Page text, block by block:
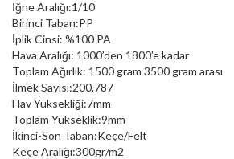
İğne Aralığı:1/10
Birinci Taban:PP
İplik Cinsi: %100 PA
Hava Aralığı: 1000’den 1800’e kadar
Toplam Ağırlık: 1500 gram 3500 gram arası
İlmek Sayısı:200.787
Hav Yüksekliği:7mm
Toplam Yükseklik:9mm
İkinci-Son Taban:Keçe/Felt
Keçe Aralığı:300gr/m2